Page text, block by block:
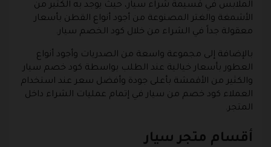
الملابس في قسيمة شراء سيار، حيث يوجد به الكثير من
الأشمغة والغتر المصنوعة من أجود أنواع القطن بأسعار
معقولة جداً في الشراء من خلال كود الخصم سيار.
بالإضافة إلى مجموعة واسعة من الصدريات وأجود أنواع
العطور بأسعار خيالية عند الطلب بواسطة كود خصم سيار
والكثير من الأقمشة بأعلى جودة وأفضل سعر عند استخدام
العملاء كود خصم من سيار في إتمام عمليات الشراء داخل
المتجر.
أقسام متجر سيار